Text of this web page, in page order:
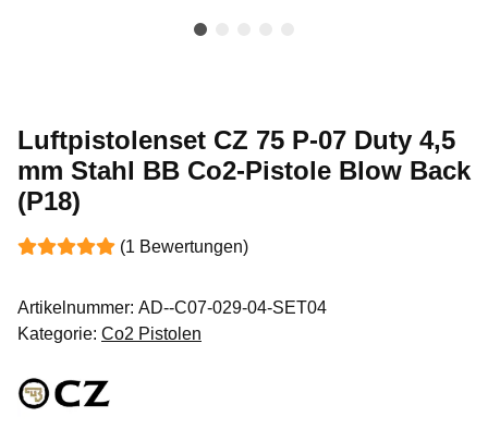
Luftpistolenset CZ 75 P-07 Duty 4,5
mm Stahl BB Co2-Pistole Blow Back
(P18)
(1 Bewertungen)
Artikelnummer: AD--C07-029-04-SET04
Kategorie: Co2 Pistolen